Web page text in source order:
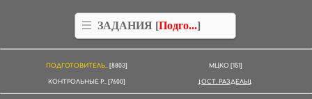
ЗАДАНИЯ [Подго...]
ПОДГОТОВИТЕЛЬ.. [8803] МЦКО [151]
КОНТРОЛЬНЫЕ Р.. [7600] ОСТ. РАЗДЕЛЫ